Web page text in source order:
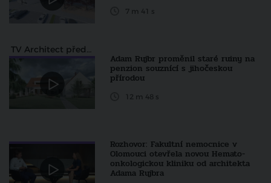
7 m 41 s
TV Architect představuje...
Adam Rujbr proměnil staré ruiny na
penzion souznící s jihočeskou
přírodou
12 m 48 s
Rozhovor: Fakultní nemocnice v
Olomouci otevřela novou Hemato-
onkologickou kliniku od architekta
Adama Rujbra